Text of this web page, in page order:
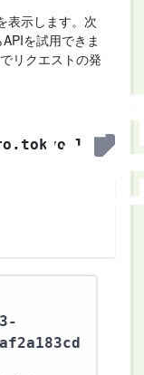
表示します。次
を試用できま
リクエストの発